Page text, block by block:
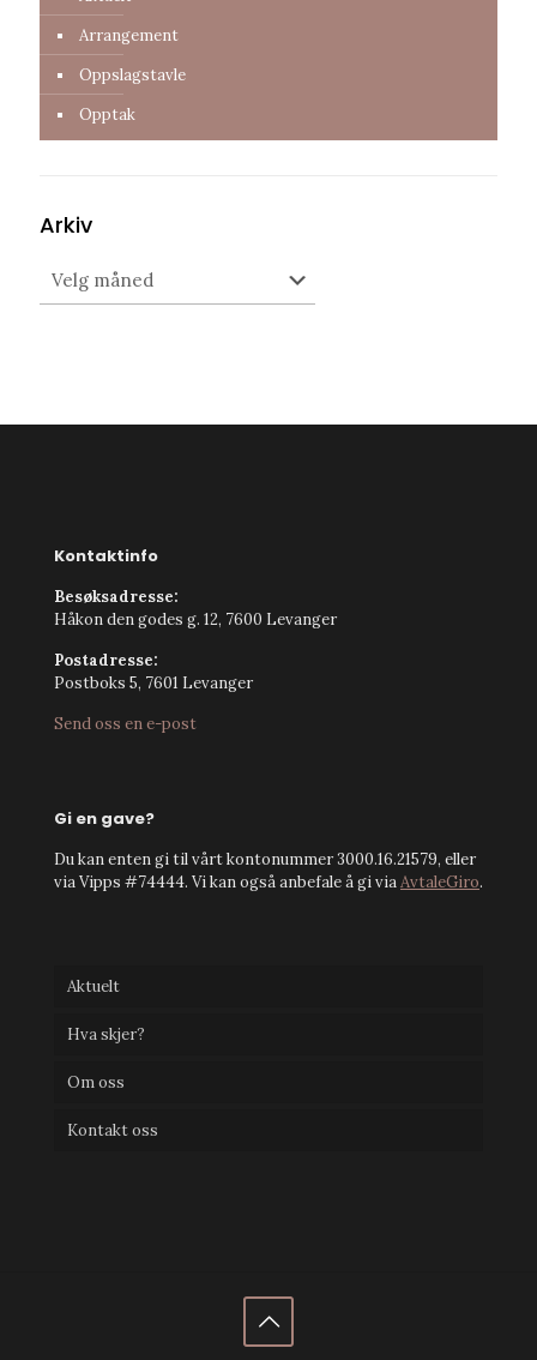
Arrangement
Oppslagstavle
Opptak
Arkiv
Kontaktinfo
Besøksadresse:
Håkon den godes g. 12, 7600 Levanger
Postadresse:
Postboks 5, 7601 Levanger
Send oss en e-post
Gi en gave?
Du kan enten gi til vårt kontonummer 3000.16.21579, eller
via Vipps #74444. Vi kan også anbefale å gi viaAvtaleGiro.
Aktuelt
Hva skjer?
Om oss
Kontakt oss